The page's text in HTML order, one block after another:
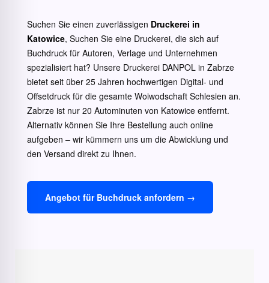
Suchen Sie einen zuverlässigen Druckerei in
Katowice, Suchen Sie eine Druckerei, die sich auf
Buchdruck für Autoren, Verlage und Unternehmen
spezialisiert hat? Unsere Druckerei DANPOL in Zabrze
bietet seit über 25 Jahren hochwertigen Digital- und
Offsetdruck für die gesamte Woiwodschaft Schlesien an.
Zabrze ist nur 20 Autominuten von Katowice entfernt.
Alternativ können Sie Ihre Bestellung auch online
aufgeben – wir kümmern uns um die Abwicklung und
den Versand direkt zu Ihnen.
Angebot für Buchdruck anfordern →